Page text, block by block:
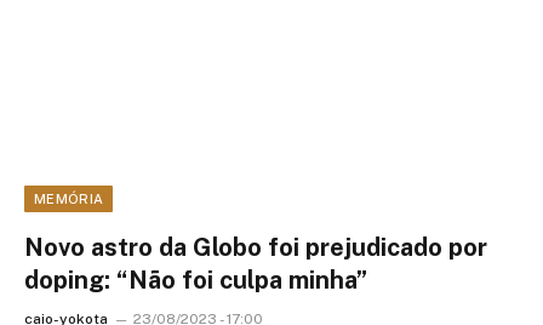
MEMÓRIA
Novo astro da Globo foi prejudicado por
doping: “Não foi culpa minha”
caio-yokota 23/08/2023 - 17:00